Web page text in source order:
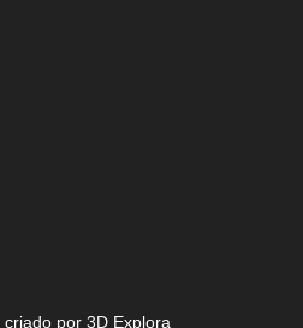
criado por 3D Explora